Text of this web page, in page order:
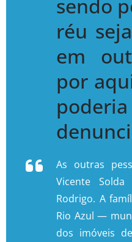
sendo
réu
em
por
As outras
Vicente
Rodrigo. A
Rio Azul —
dos imóveis